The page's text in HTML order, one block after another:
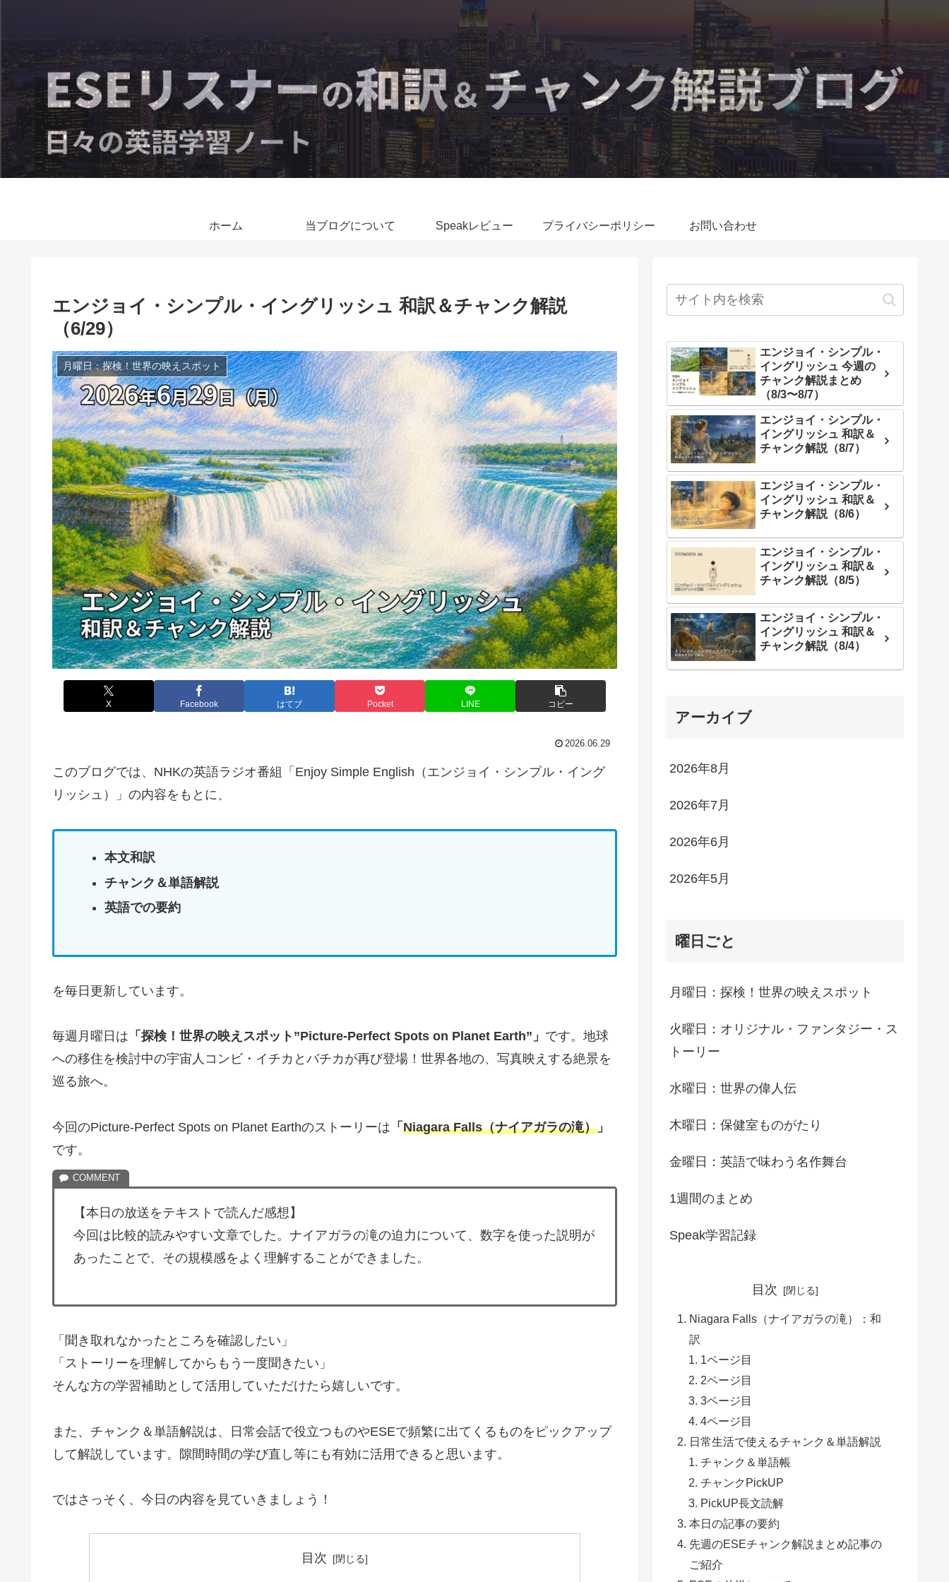
ホーム 当ブログについて Speakレビュー プライバシーポリシー お問い合わせ
エンジョイ・シンプル・イングリッシュ 和訳＆チャンク解説
（6/29）
月曜日：探検！世界の映えスポット
X Facebook はてブ Pocket LINE コピー
2026.06.29
このブログでは、NHKの英語ラジオ番組「Enjoy Simple English（エンジョイ・シンプル・イング
リッシュ）」の内容をもとに、
本文和訳
チャンク＆単語解説
英語での要約
を毎日更新しています。
毎週月曜日は 「探検！世界の映えスポット”Picture-Perfect Spots on Planet Earth”」 です。地球
への移住を検討中の宇宙人コンビ・イチカとバチカが再び登場！世界各地の、写真映えする絶景を
巡る旅へ。
今回のPicture-Perfect Spots on Planet Earthのストーリーは 「 Niagara Falls（ナイアガラの滝） 」
です。
【本日の放送をテキストで読んだ感想】
今回は比較的読みやすい文章でした。ナイアガラの滝の迫力について、数字を使った説明が
あったことで、その規模感をよく理解することができました。
「聞き取れなかったところを確認したい」
「ストーリーを理解してからもう一度聞きたい」
そんな方の学習補助として活用していただけたら嬉しいです。
また、チャンク＆単語解説は、日常会話で役立つものやESEで頻繁に出てくるものをピックアップ
して解説しています。隙間時間の学び直し等にも有効に活用できると思います。
ではさっそく、今日の内容を見ていきましょう！
目次
エンジョイ・シンプル・
イングリッシュ 今週の
チャンク解説まとめ
（8/3〜8/7）
エンジョイ・シンプル・
イングリッシュ 和訳＆
チャンク解説（8/7）
エンジョイ・シンプル・
イングリッシュ 和訳＆
チャンク解説（8/6）
エンジョイ・シンプル・
イングリッシュ 和訳＆
チャンク解説（8/5）
エンジョイ・シンプル・
イングリッシュ 和訳＆
チャンク解説（8/4）
アーカイブ
2026年8月
2026年7月
2026年6月
2026年5月
曜日ごと
月曜日：探検！世界の映えスポット
火曜日：オリジナル・ファンタジー・ス
トーリー
水曜日：世界の偉人伝
木曜日：保健室ものがたり
金曜日：英語で味わう名作舞台
1週間のまとめ
Speak学習記録
目次
Niagara Falls（ナイアガラの滝）：和
訳
1ページ目
2ページ目
3ページ目
4ページ目
日常生活で使えるチャンク＆単語解説
チャンク＆単語帳
チャンクPickUP
PickUP長文読解
本日の記事の要約
先週のESEチャンク解説まとめ記事の
ご紹介